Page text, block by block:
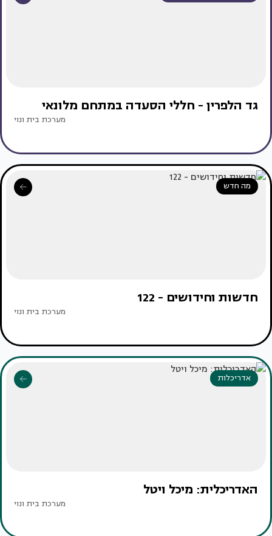
גד הלפרין - חללי הסעדה במתחם מלונאי
מערכת בית ונוי
מה חדש
חדשות וחידושים - 122
מערכת בית ונוי
אדריכלות
האדריכלית: מיכל ויטל
מערכת בית ונוי